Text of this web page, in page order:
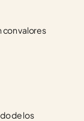
con valores
de los